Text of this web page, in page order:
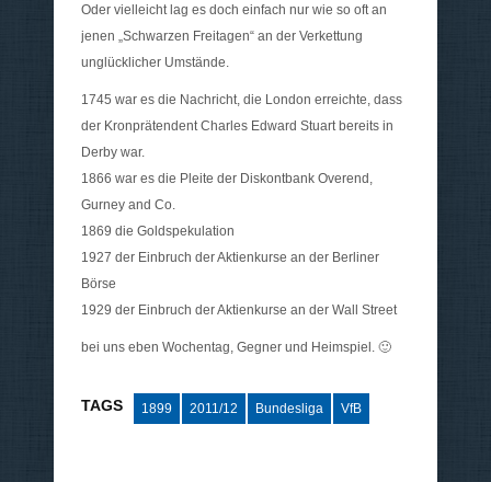
Oder vielleicht lag es doch einfach nur wie so oft an
jenen „Schwarzen Freitagen“ an der Verkettung
unglücklicher Umstände.
1745 war es die Nachricht, die London erreichte, dass
der Kronprätendent Charles Edward Stuart bereits in
Derby war.
1866 war es die Pleite der Diskontbank Overend,
Gurney and Co.
1869 die Goldspekulation
1927 der Einbruch der Aktienkurse an der Berliner
Börse
1929 der Einbruch der Aktienkurse an der Wall Street
bei uns eben Wochentag, Gegner und Heimspiel. 🙂
TAGS 1899 2011/12 Bundesliga VfB